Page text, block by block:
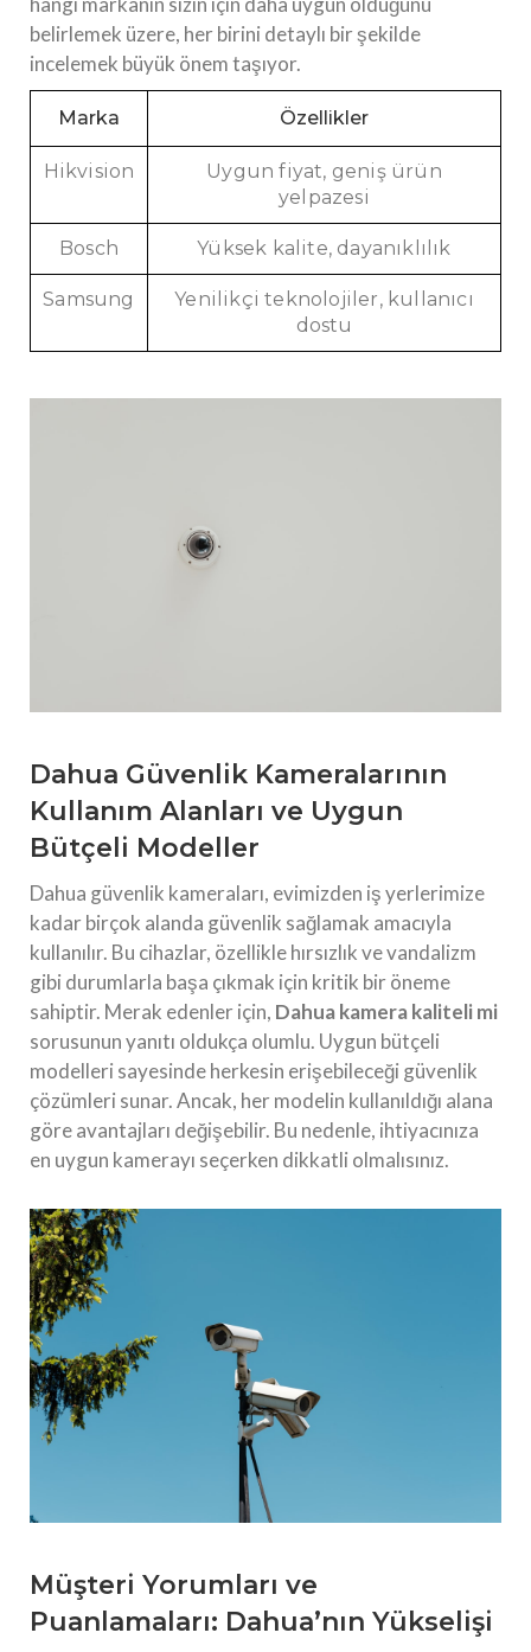
belirlemek üzere, her birini detaylı bir şekilde
incelemek büyük önem taşıyor.
Marka Özellikler
Hikvision
Uygun fiyat, geniş ürün
yelpazesi
Bosch Yüksek kalite, dayanıklılık
Samsung
Yenilikçi teknolojiler, kullanıcı
dostu
Dahua Güvenlik Kameralarının
Kullanım Alanları ve Uygun
Bütçeli Modeller
Dahua güvenlik kameraları, evimizden iş yerlerimize
kadar birçok alanda güvenlik sağlamak amacıyla
kullanılır. Bu cihazlar, özellikle hırsızlık ve vandalizm
gibi durumlarla başa çıkmak için kritik bir öneme
sahiptir. Merak edenler için, Dahua kamera kaliteli mi
sorusunun yanıtı oldukça olumlu. Uygun bütçeli
modelleri sayesinde herkesin erişebileceği güvenlik
çözümleri sunar. Ancak, her modelin kullanıldığı alana
göre avantajları değişebilir. Bu nedenle, ihtiyacınıza
en uygun kamerayı seçerken dikkatli olmalısınız.
Müşteri Yorumları ve
Puanlamaları: Dahua’nın Yükselişi